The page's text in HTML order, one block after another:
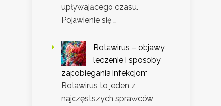
upływającego czasu.
Pojawienie się …
Rotawirus – objawy,
leczenie i sposoby
zapobiegania infekcjom
Rotawirus to jeden z
najczęstszych sprawców